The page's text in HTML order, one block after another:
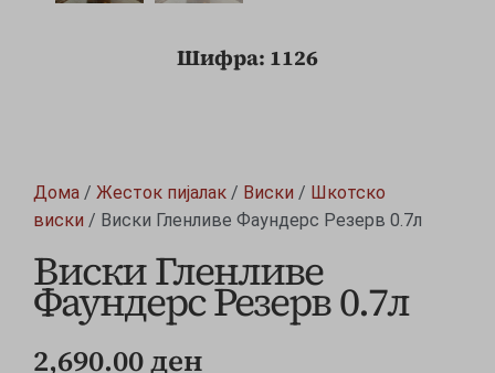
Шифра: 1126
Дома / Жесток пијалак / Виски / Шкотско
виски / Виски Гленливе Фаундерс Резерв 0.7л
Виски Гленливе
Фаундерс Резерв 0.7л
2,690.00ден